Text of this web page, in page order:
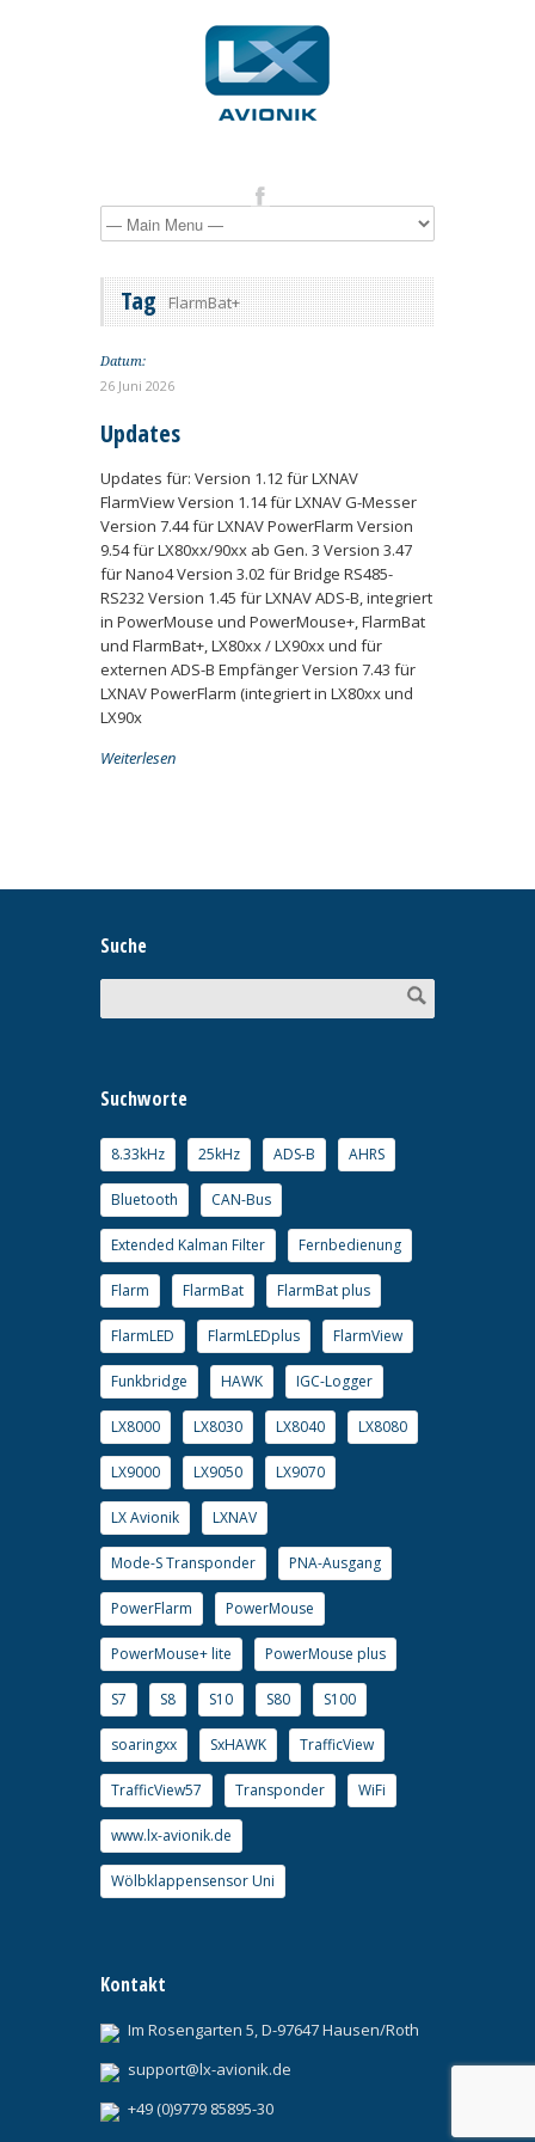
Tag FlarmBat+
Datum:
26 Juni 2026
Updates
Updates für: Version 1.12 für LXNAV
FlarmView Version 1.14 für LXNAV G-Messer
Version 7.44 für LXNAV PowerFlarm Version
9.54 für LX80xx/90xx ab Gen. 3 Version 3.47
für Nano4 Version 3.02 für Bridge RS485-
RS232 Version 1.45 für LXNAV ADS-B, integriert
in PowerMouse und PowerMouse+, FlarmBat
und FlarmBat+, LX80xx / LX90xx und für
externen ADS-B Empfänger Version 7.43 für
LXNAV PowerFlarm (integriert in LX80xx und
LX90x
Weiterlesen
Suche
Suchworte
8.33kHz 25kHz ADS-B AHRS
Bluetooth CAN-Bus
Extended Kalman Filter Fernbedienung
Flarm FlarmBat FlarmBat plus
FlarmLED FlarmLEDplus FlarmView
Funkbridge HAWK IGC-Logger
LX8000 LX8030 LX8040 LX8080
LX9000 LX9050 LX9070
LX Avionik LXNAV
Mode-S Transponder PNA-Ausgang
PowerFlarm PowerMouse
PowerMouse+ lite PowerMouse plus
S7 S8 S10 S80 S100
soaringxx SxHAWK TrafficView
TrafficView57 Transponder WiFi
www.lx-avionik.de
Wölbklappensensor Uni
Kontakt
Im Rosengarten 5, D-97647 Hausen/Roth
support@lx-avionik.de
+49 (0)9779 85895-30